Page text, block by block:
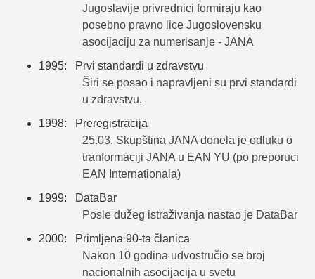
Jugoslavije privrednici formiraju kao
posebno pravno lice Jugoslovensku
asocijaciju za numerisanje - JANA
1995: Prvi standardi u zdravstvu
Širi se posao i napravljeni su prvi standardi
u zdravstvu.
1998: Preregistracija
25.03. Skupština JANA donela je odluku o
tranformaciji JANA u EAN YU (po preporuci
EAN Internationala)
1999: DataBar
Posle dužeg istraživanja nastao je DataBar
2000: Primljena 90-ta članica
Nakon 10 godina udvostručio se broj
nacionalnih asocijacija u svetu